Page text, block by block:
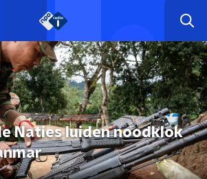
Naties luiden noodklok